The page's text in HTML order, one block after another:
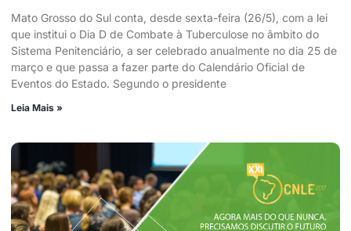
Mato Grosso do Sul conta, desde sexta-feira (26/5), com a lei
que institui o Dia D de Combate à Tuberculose no âmbito do
Sistema Penitenciário, a ser celebrado anualmente no dia 25 de
março e que passa a fazer parte do Calendário Oficial de
Eventos do Estado. Segundo o presidente
Leia Mais »